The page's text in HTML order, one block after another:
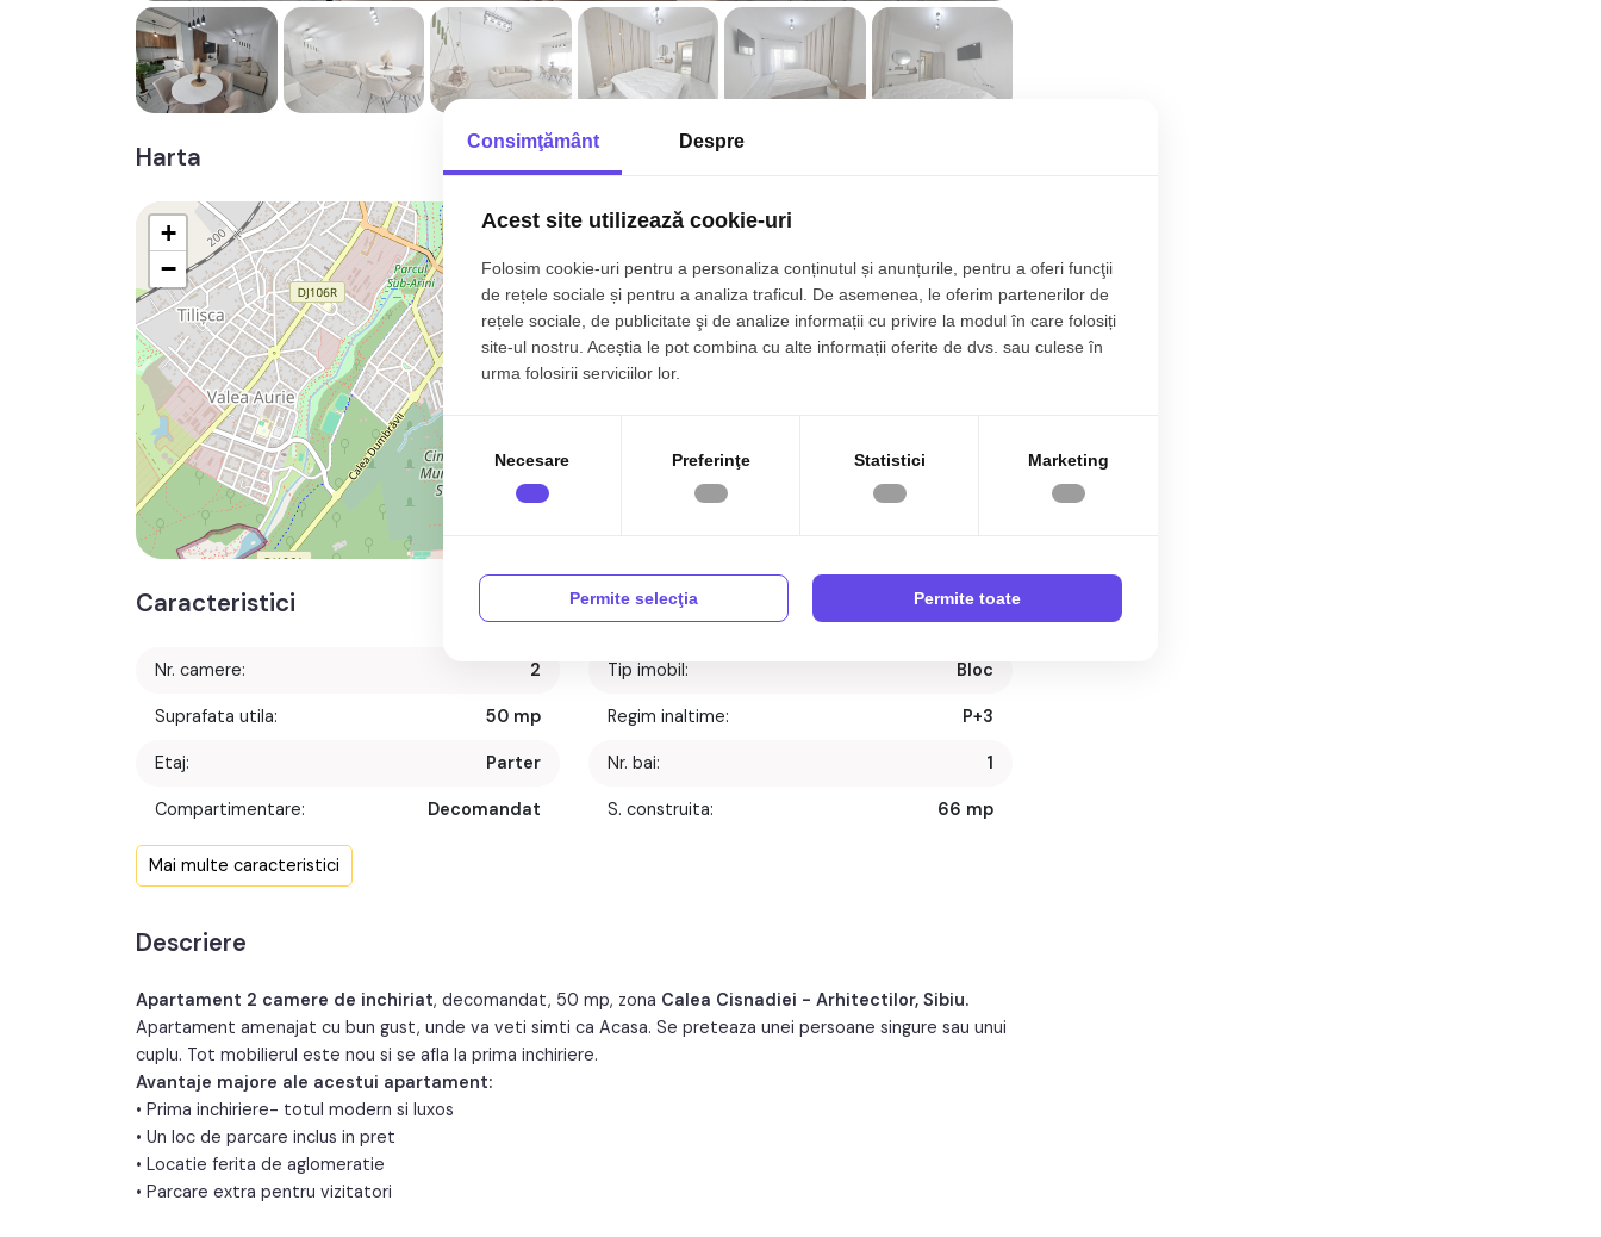
Harta
+
−
Caracteristici
Nr. camere: 2
Suprafata utila: 50 mp
Etaj: Parter
Compartimentare: Decomandat
Tip imobil: Bloc
Regim inaltime: P+3
Nr. bai: 1
S. construita: 66 mp
Confort:
Nr. balcoane:
Nr. parcari: 1 Orientare: Sud-Vest
Mai multe caracteristici
Descriere
Apartament 2 camere de inchiriat, decomandat, 50 mp, zona Calea Cisnadiei - Arhitectilor, Sibiu.
Apartament amenajat cu bun gust, unde va veti simti ca Acasa. Se preteaza unei persoane singure sau unui
cuplu. Tot mobilierul este nou si se afla la prima inchiriere.
Avantaje majore ale acestui apartament:
• Prima inchiriere- totul modern si luxos
• Un loc de parcare inclus in pret
• Locatie ferita de aglomeratie
• Parcare extra pentru vizitatori
Consimţământ Despre
Acest site utilizează cookie-uri
Folosim cookie-uri pentru a personaliza conținutul și anunțurile, pentru a oferi funcţii
de rețele sociale și pentru a analiza traficul. De asemenea, le oferim partenerilor de
rețele sociale, de publicitate şi de analize informații cu privire la modul în care folosiți
site-ul nostru. Aceștia le pot combina cu alte informații oferite de dvs. sau culese în
urma folosirii serviciilor lor.
Necesare Preferinţe Statistici Marketing
Permite selecţia Permite toate